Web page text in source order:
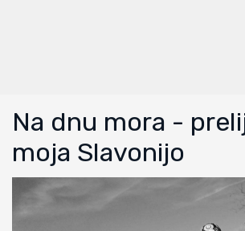
Na dnu mora -
moja Slavonijo